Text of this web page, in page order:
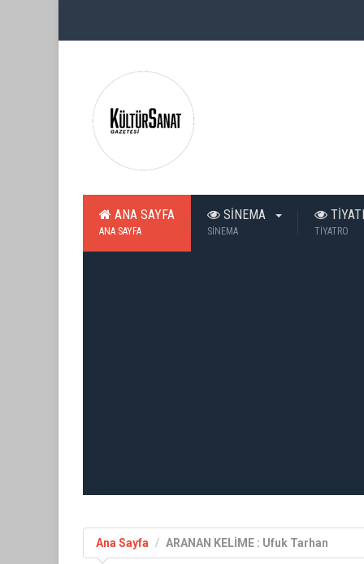
ANA SAYFA
ANA SAYFA
SİNEMA
SİNEMA TİYATRO
Ana Sayfa ARANAN KELİME : Ufuk Tarhan